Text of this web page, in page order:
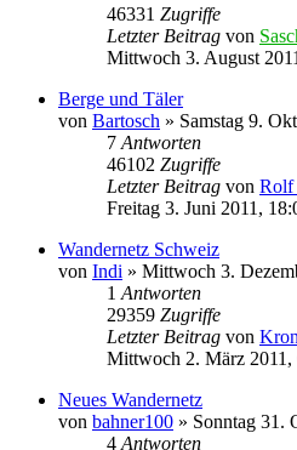
46331 Zugriffe
Letzter Beitrag von
Mittwoch 3. August
Berge und Täler
von Bartosch » Samstag 9.
7 Antworten
46102 Zugriffe
Letzter Beitrag von Rolf
Freitag 3. Juni 2011,
Wandernetz Schweiz
von Indi » Mittwoch 3.
1 Antworten
29359 Zugriffe
Letzter Beitrag von
Mittwoch 2. März 2011,
Neues Wandernetz
von bahner100 » Sonntag 31.
4 Antworten